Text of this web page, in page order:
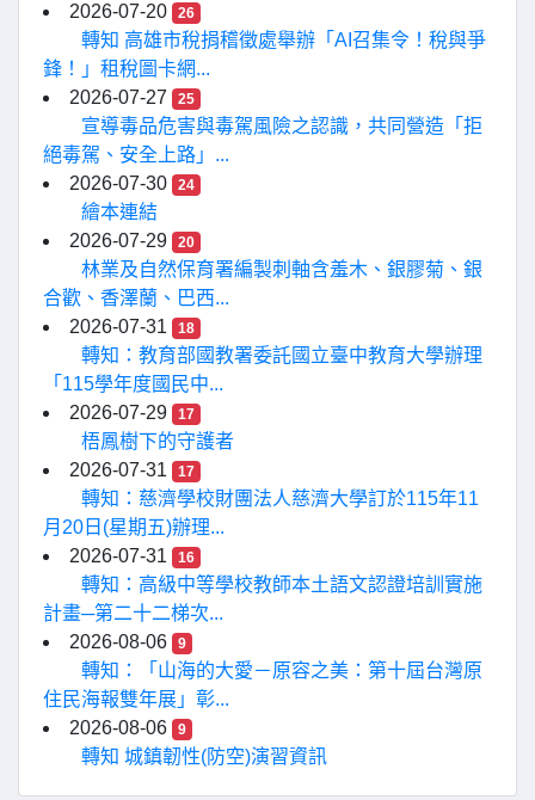
2026-07-20
26
轉知 高雄市稅捐稽徵處舉辦「AI召集令！稅與爭
鋒！」租稅圖卡網...
2026-07-27
25
宣導毒品危害與毒駕風險之認識，共同營造「拒
絕毒駕、安全上路」...
2026-07-30
24
繪本連結
2026-07-29
20
林業及自然保育署編製刺軸含羞木、銀膠菊、銀
合歡、香澤蘭、巴西...
2026-07-31
18
轉知：教育部國教署委託國立臺中教育大學辦理
「115學年度國民中...
2026-07-29
17
梧鳳樹下的守護者
2026-07-31
17
轉知：慈濟學校財團法人慈濟大學訂於115年11
月20日(星期五)辦理...
2026-07-31
16
轉知：高級中等學校教師本土語文認證培訓實施
計畫─第二十二梯次...
2026-08-06
9
轉知：「山海的大愛－原容之美：第十屆台灣原
住民海報雙年展」彰...
2026-08-06
9
轉知 城鎮韌性(防空)演習資訊